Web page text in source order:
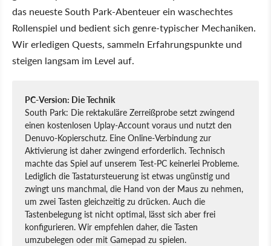
das neueste South Park-Abenteuer ein waschechtes
Rollenspiel und bedient sich genre-typischer Mechaniken.
Wir erledigen Quests, sammeln Erfahrungspunkte und
steigen langsam im Level auf.
PC-Version: Die Technik
South Park: Die rektakuläre Zerreißprobe setzt zwingend
einen kostenlosen Uplay-Account voraus und nutzt den
Denuvo-Kopierschutz. Eine Online-Verbindung zur
Aktivierung ist daher zwingend erforderlich. Technisch
machte das Spiel auf unserem Test-PC keinerlei Probleme.
Lediglich die Tastatursteuerung ist etwas ungünstig und
zwingt uns manchmal, die Hand von der Maus zu nehmen,
um zwei Tasten gleichzeitig zu drücken. Auch die
Tastenbelegung ist nicht optimal, lässt sich aber frei
konfigurieren. Wir empfehlen daher, die Tasten
umzubelegen oder mit Gamepad zu spielen.